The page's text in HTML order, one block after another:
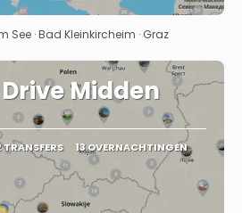
Bekijk
See · Bad Kleinkircheim · Graz
Midden
TRANSFERS 13 OVERNACHTINGEN